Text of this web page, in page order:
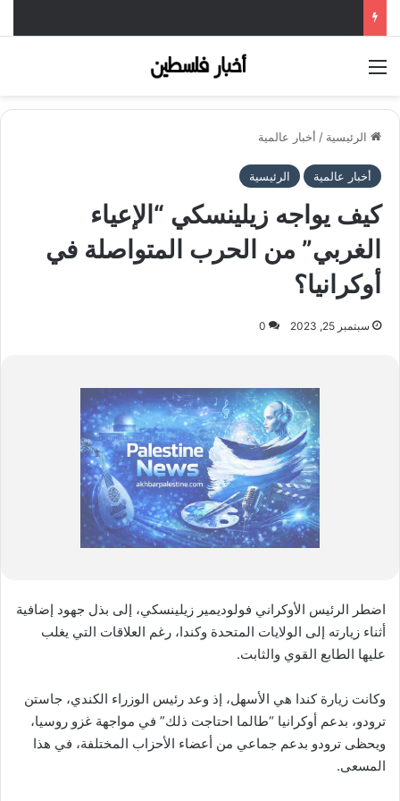
الرئيسية / أخبار عالمية
أخبار عالمية الرئيسية
كيف يواجه زيلينسكي “الإعياء
الغربي” من الحرب المتواصلة في
أوكرانيا؟
سبتمبر 25, 2023 0
اضطر الرئيس الأوكراني فولوديمير زيلينسكي، إلى بذل جهود إضافية
أثناء زيارته إلى الولايات المتحدة وكندا، رغم العلاقات التي يغلب
عليها الطابع القوي والثابت.
وكانت زيارة كندا هي الأسهل، إذ وعد رئيس الوزراء الكندي، جاستن
ترودو، بدعم أوكرانيا “طالما احتاجت ذلك” في مواجهة غزو روسيا،
ويحظى ترودو بدعم جماعي من أعضاء الأحزاب المختلفة، في هذا
المسعى.